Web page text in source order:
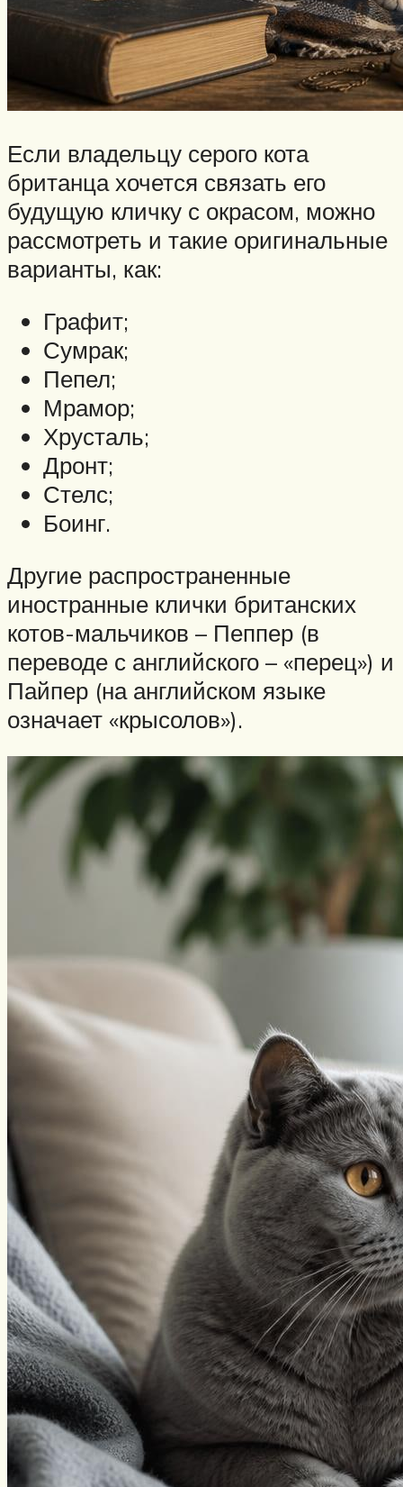
Если владельцу серого кота
британца хочется связать его
будущую кличку с окрасом, можно
рассмотреть и такие оригинальные
варианты, как:
Графит;
Сумрак;
Пепел;
Мрамор;
Хрусталь;
Дронт;
Стелс;
Боинг.
Другие распространенные
иностранные клички британских
котов-мальчиков – Пеппер (в
переводе с английского – «перец») и
Пайпер (на английском языке
означает «крысолов»).